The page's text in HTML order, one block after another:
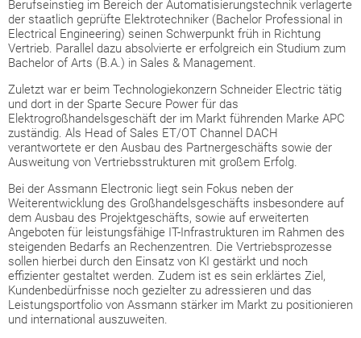
Berufseinstieg im Bereich der Automatisierungstechnik verlagerte
der staatlich geprüfte Elektrotechniker (Bachelor Professional in
Electrical Engineering) seinen Schwerpunkt früh in Richtung
Vertrieb. Parallel dazu absolvierte er erfolgreich ein Studium zum
Bachelor of Arts (B.A.) in Sales & Management.
Zuletzt war er beim Technologiekonzern Schneider Electric tätig
und dort in der Sparte Secure Power für das
Elektrogroßhandelsgeschäft der im Markt führenden Marke APC
zuständig. Als Head of Sales ET/OT Channel DACH
verantwortete er den Ausbau des Partnergeschäfts sowie der
Ausweitung von Vertriebsstrukturen mit großem Erfolg.
Bei der Assmann Electronic liegt sein Fokus neben der
Weiterentwicklung des Großhandelsgeschäfts insbesondere auf
dem Ausbau des Projektgeschäfts, sowie auf erweiterten
Angeboten für leistungsfähige IT-Infrastrukturen im Rahmen des
steigenden Bedarfs an Rechenzentren. Die Vertriebsprozesse
sollen hierbei durch den Einsatz von KI gestärkt und noch
effizienter gestaltet werden. Zudem ist es sein erklärtes Ziel,
Kundenbedürfnisse noch gezielter zu adressieren und das
Leistungsportfolio von Assmann stärker im Markt zu positionieren
und international auszuweiten.